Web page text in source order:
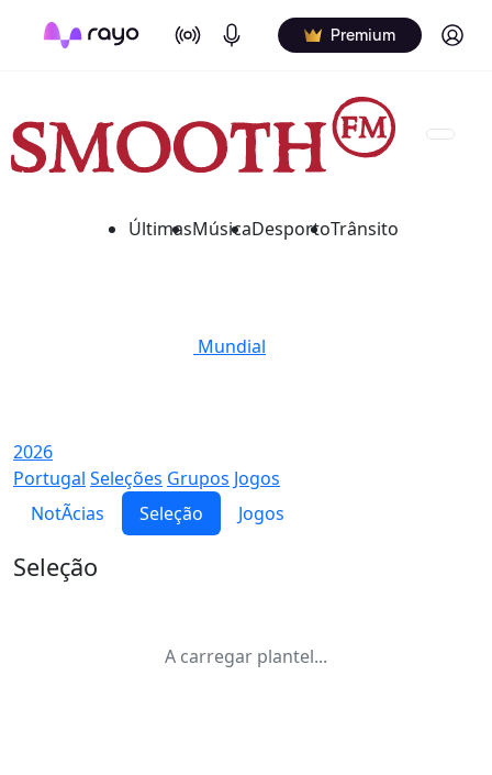
On Air Podcasts Premium Log in
ÚltimasMúsicaDesportoTrânsito
Mundial
2026
Portugal Seleções Grupos Jogos
NotÃ­cias
Seleção Jogos
Seleção
A carregar plantel...